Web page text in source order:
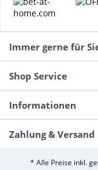
Immer gerne für
Shop Service
Informationen
Zahlung & Versand
* Alle Preise inkl.